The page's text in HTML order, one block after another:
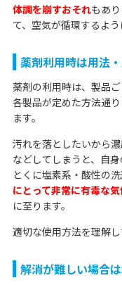
体調を崩すおそれもあ
て、空気が循環するよう
薬剤利用時は用法
薬剤の利用時は、製品
各製品が定めた方法通
ます。
汚れを落としたいから
などしてしまうと、自
とくに塩素系・酸性の
にとって非常に有毒な
に至ります。
適切な使用方法を理解し
解消が難しい場合